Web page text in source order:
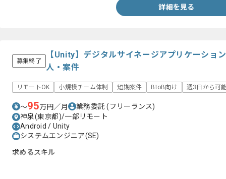
詳細を見る
募集終了
【Unity】デジタルサイネージアプリケーショ
人・案件
リモートOK 小規模チーム体制 短期案件 BtoB向け 週3日から可
〜95万円／月 業務委託(フリーランス)
神泉(東京都)/一部リモート
Android / Unity
システムエンジニア(SE)
求めるスキル